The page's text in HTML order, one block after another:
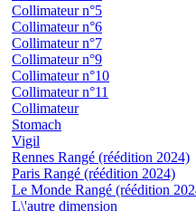
Collimateur n°5
Collimateur n°6
Collimateur n°7
Collimateur n°9
Collimateur n°10
Collimateur n°11
Collimateur
Stomach
Vigil
Rennes Rangé (réédition 2024)
Paris Rangé (réédition 2024)
Le Monde Rangé (réédition
L\'autre dimension